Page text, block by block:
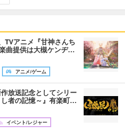
TVアニメ『甘神さんち
曲提供は大槻ケンヂ…
アニメ/ゲーム
放送記念としてシリー
者の記憶～』有楽町…
イベント/レジャー